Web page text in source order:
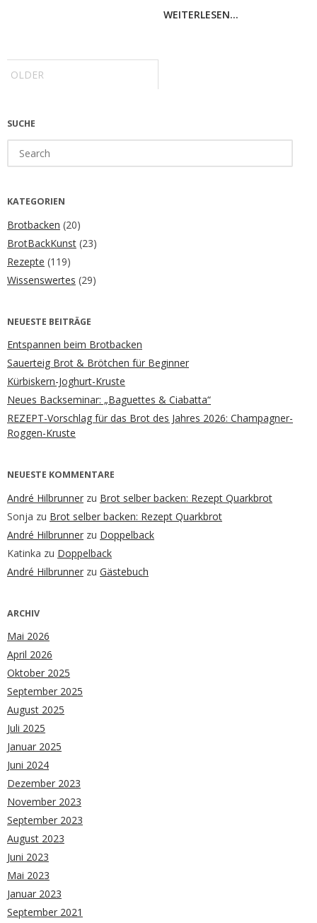
WEITERLESEN...
OLDER
SUCHE
for:
KATEGORIEN
Brotbacken (20)
BrotBackKunst (23)
Rezepte (119)
Wissenswertes (29)
NEUESTE BEITRÄGE
Entspannen beim Brotbacken
Sauerteig Brot & Brötchen für Beginner
Kürbiskern-Joghurt-Kruste
Neues Backseminar: „Baguettes & Ciabatta“
REZEPT-Vorschlag für das Brot des Jahres 2026: Champagner-
Roggen-Kruste
NEUESTE KOMMENTARE
André Hilbrunner zu Brot selber backen: Rezept Quarkbrot
Sonja zu Brot selber backen: Rezept Quarkbrot
André Hilbrunner zu Doppelback
Katinka zu Doppelback
André Hilbrunner zu Gästebuch
ARCHIV
Mai 2026
April 2026
Oktober 2025
September 2025
August 2025
Juli 2025
Januar 2025
Juni 2024
Dezember 2023
November 2023
September 2023
August 2023
Juni 2023
Mai 2023
Januar 2023
September 2021